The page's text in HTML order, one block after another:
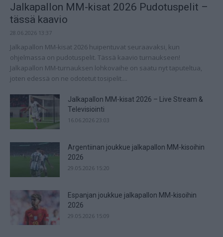
Jalkapallon MM-kisat 2026 Pudotuspelit –
tässä kaavio
28.06.2026 13:37
Jalkapallon MM-kisat 2026 huipentuvat seuraavaksi, kun
ohjelmassa on pudotuspelit. Tässä kaavio turnaukseen!
Jalkapallon MM-turnauksen lohkovaihe on saatu nyt taputeltua,
joten edessä on ne odotetut tosipelit....
Jalkapallon MM-kisat 2026 – Live Stream &
Televisiointi
16.06.2026 23:03
Argentiinan joukkue jalkapallon MM-kisoihin
2026
29.05.2026 15:20
Espanjan joukkue jalkapallon MM-kisoihin
2026
29.05.2026 15:09